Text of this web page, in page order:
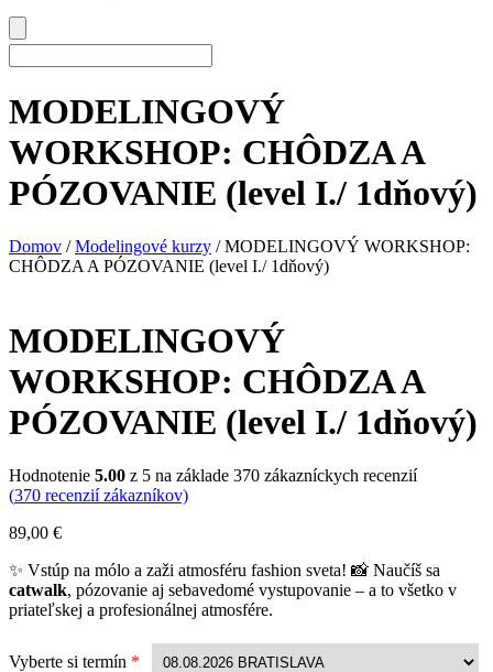
MODELINGOVÝ
WORKSHOP: CHÔDZA A
PÓZOVANIE (level I./ 1dňový)
Domov /Modelingové kurzy / MODELINGOVÝ WORKSHOP:
CHÔDZA A PÓZOVANIE (level I./ 1dňový)
MODELINGOVÝ
WORKSHOP: CHÔDZA A
PÓZOVANIE (level I./ 1dňový)
Hodnotenie 5.00 z 5 na základe 370 zákazníckych recenzií
(370 recenzií zákazníkov)
89,00 €
✨ Vstúp na mólo a zaži atmosféru fashion sveta! 📸 Naučíš sa
catwalk, pózovanie aj sebavedomé vystupovanie – a to všetko v
priateľskej a profesionálnej atmosfére.
Vyberte si termín *